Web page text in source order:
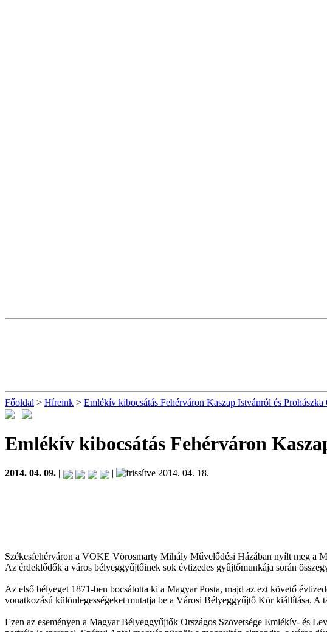
Főoldal > Híreink > Emlékív kibocsátás Fehérváron Kaszap Istvánról és
Emlékív kibocsátás Fehérváron
2014. 04. 09. | | 2014. 04. 18.
Székesfehérváron a VOKE Vörösmarty Mihály Művelődési Házában nyílt meg a
Az érdeklődők a város bélyeggyűjtőinek sok évtizedes gyűjtőmunkája során
Az első bélyeget 1871-ben bocsátotta ki a Magyar Posta, majd az ezt követő
vonatkozású különlegességeket mutatja be a Városi Bélyeggyűjtő Kör kiállítása. A
Ezen az eseményen a Magyar Bélyeggyűjtők Országos Szövetsége Emlékív- és